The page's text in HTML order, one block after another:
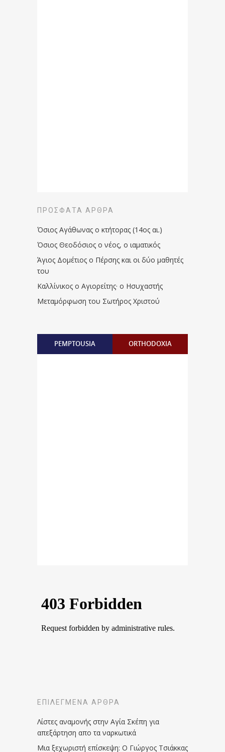
ΠΡΌΣΦΑΤΑ ΆΡΘΡΑ
Όσιος Αγάθωνας ο κτήτορας (14ος αι.)
Όσιος Θεοδόσιος ο νέος, ο ιαματικός
Άγιος Δομέτιος ο Πέρσης και οι δύο μαθητές
του
Καλλίνικος ο Αγιορείτης · ο Ησυχαστής
Μεταμόρφωση του Σωτήρος Χριστού
PEMPTOUSIA ORTHODOXIA
ΕΠΙΛΕΓΜΈΝΑ ΆΡΘΡΑ
Λίστες αναμονής στην Αγία Σκέπη για
απεξάρτηση απο τα ναρκωτικά
Μια ξεχωριστή επίσκεψη: Ο Γιώργος Τσιάκκας